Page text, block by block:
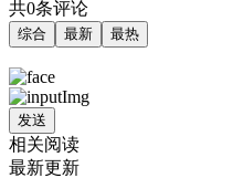
共0条评论
综合 最新 最热
发送
相关阅读
最新更新